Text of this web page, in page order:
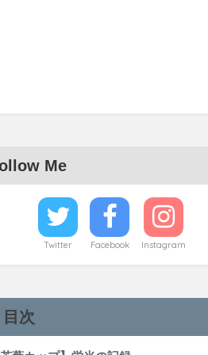
Me
Twitter Facebook Instagram
目次